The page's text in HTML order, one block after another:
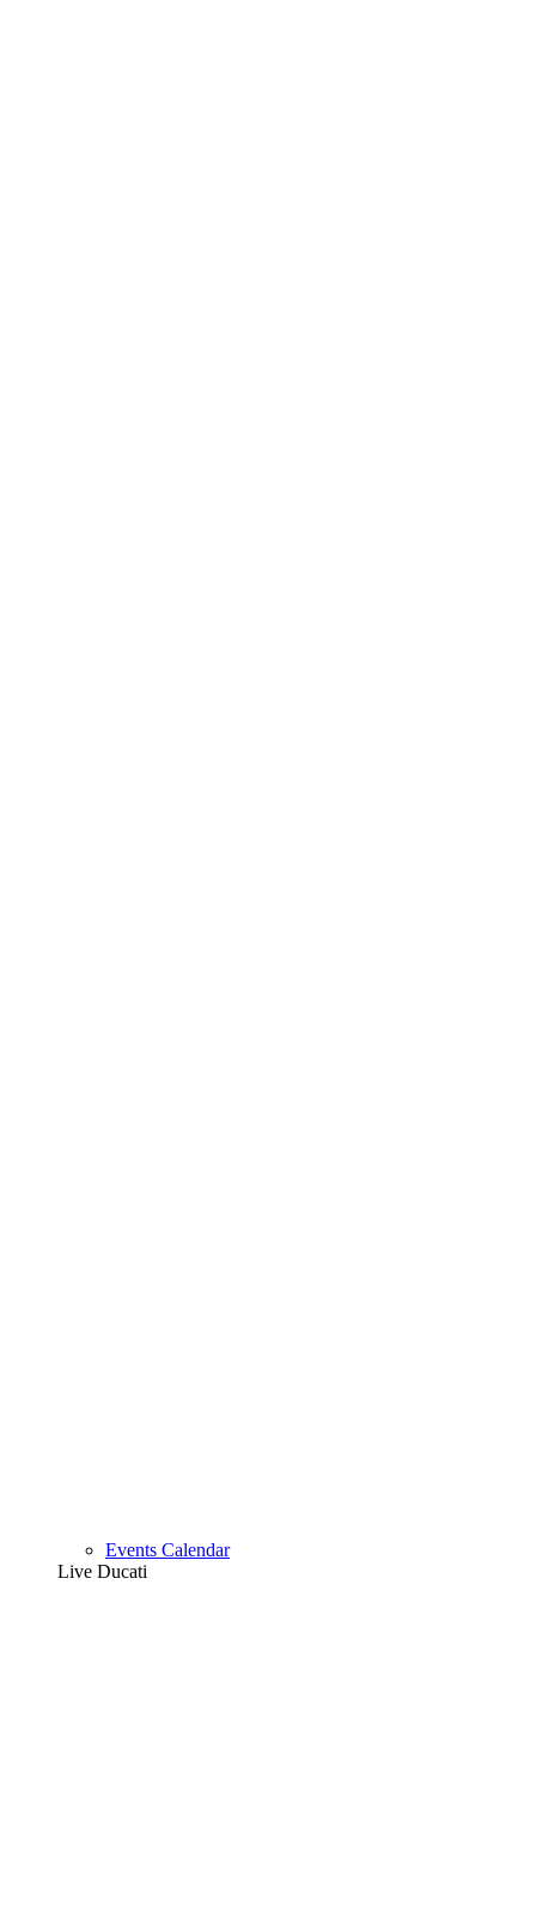
Events Calendar
Live Ducati